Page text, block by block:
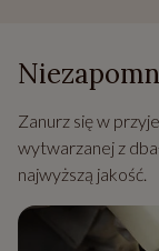
Zanurz się w
wytwarzanej z
najwyższą jakość.